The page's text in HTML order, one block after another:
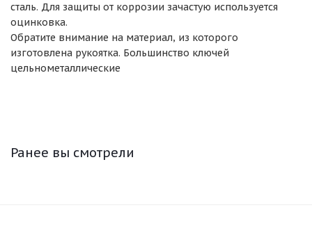
сталь. Для защиты от коррозии зачастую используется
оцинковка.
Обратите внимание на материал, из которого
изготовлена рукоятка. Большинство ключей
цельнометаллические
Ранее вы смотрели